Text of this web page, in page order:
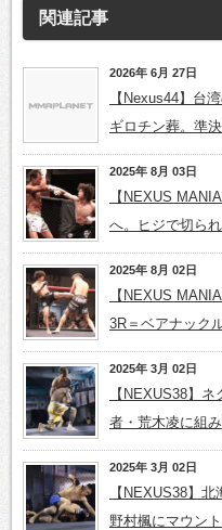
関連記事
2026年 6月 27日
【Nexus44】台
ギロチン葬。準
2025年 8月 03日
【NEXUS
へ。ヒジで切ら
2025年 8月 02日
【NEXUS
3R＝ベアナック
2025年 3月 02日
【NEXUS38】
者・荒木凌に組
2025年 3月 02日
【NEXUS38】
野村楓にマウン